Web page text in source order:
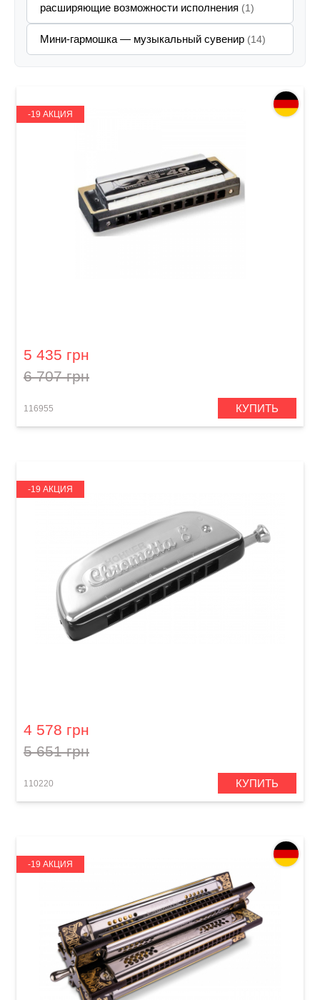
расширяющие возможности исполнения (1)
Мини-гармошка — музыкальный сувенир (14)
-19 АКЦИЯ
5 435 грн
6 707 грн
116955 КУПИТЬ
-19 АКЦИЯ
4 578 грн
5 651 грн
110220 КУПИТЬ
-19 АКЦИЯ